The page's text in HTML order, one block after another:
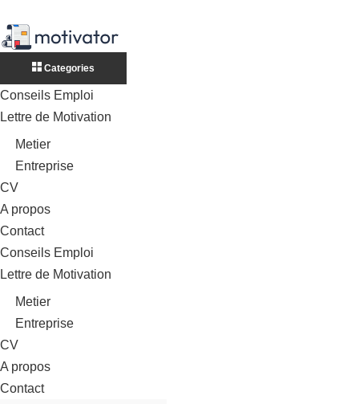
Categories
Conseils Emploi
Lettre de Motivation
Metier
Entreprise
CV
A propos
Contact
Conseils Emploi
Lettre de Motivation
Metier
Entreprise
CV
A propos
Contact